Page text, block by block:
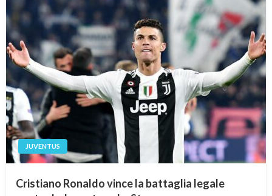
JUVENTUS
Cristiano Ronaldo vince la battaglia legale